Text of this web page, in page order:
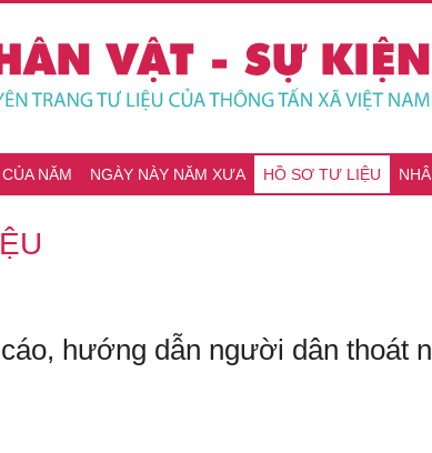
NĂM NGÀY NÀY NĂM XƯA HỒ SƠ TƯ LIỆU
hướng dẫn người dân thoát